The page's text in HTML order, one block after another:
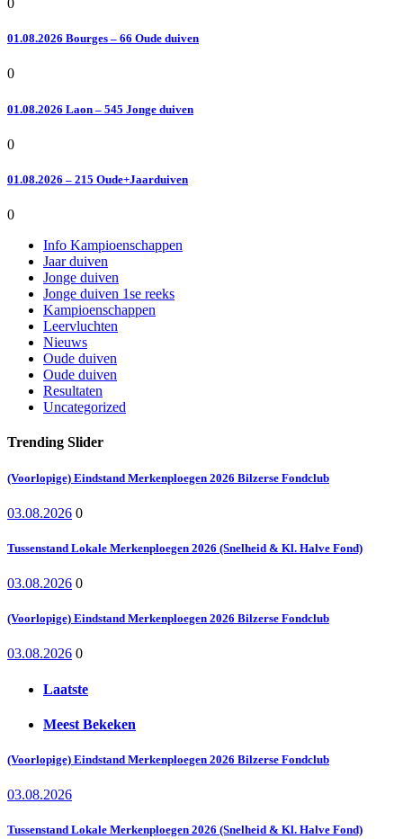
0
01.08.2026 Bourges – 66 Oude duiven
0
01.08.2026 Laon – 545 Jonge duiven
0
01.08.2026 – 215 Oude+Jaarduiven
0
Info Kampioenschappen
Jaar duiven
Jonge duiven
Jonge duiven 1se reeks
Kampioenschappen
Leervluchten
Nieuws
Oude duiven
Oude duiven
Resultaten
Uncategorized
Trending Slider
(Voorlopige) Eindstand Merkenploegen 2026 Bilzerse Fondclub
03.08.2026 0
Tussenstand Lokale Merkenploegen 2026 (Snelheid & Kl. Halve Fond)
03.08.2026 0
(Voorlopige) Eindstand Merkenploegen 2026 Bilzerse Fondclub
03.08.2026 0
Laatste
Meest Bekeken
(Voorlopige) Eindstand Merkenploegen 2026 Bilzerse Fondclub
03.08.2026
Tussenstand Lokale Merkenploegen 2026 (Snelheid & Kl. Halve Fond)